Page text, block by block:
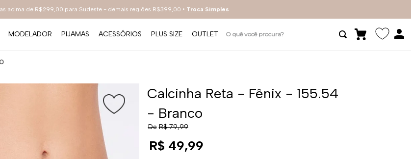
acima de R$299,00 para Sudeste - demais regiões R$399,00 • Troca Simples
MODELADOR PIJAMAS ACESSÓRIOS PLUS SIZE OUTLET O quê você procura?
Calcinha Reta - Fênix - 155.54
- Branco
De R$ 79,99
R$ 49,99